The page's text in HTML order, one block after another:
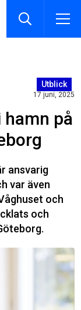
Utblick
17 juni, 2025
hamn på
ansvarig
var även
och
och